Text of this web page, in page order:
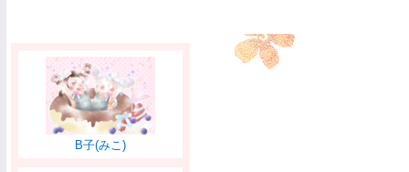
B子(みこ)